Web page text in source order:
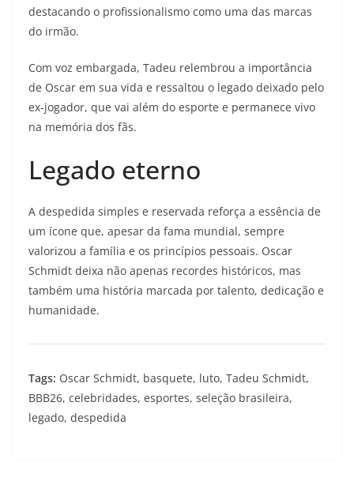
destacando o profissionalismo como uma das marcas
do irmão.
Com voz embargada, Tadeu relembrou a importância
de Oscar em sua vida e ressaltou o legado deixado pelo
ex-jogador, que vai além do esporte e permanece vivo
na memória dos fãs.
Legado eterno
A despedida simples e reservada reforça a essência de
um ícone que, apesar da fama mundial, sempre
valorizou a família e os princípios pessoais. Oscar
Schmidt deixa não apenas recordes históricos, mas
também uma história marcada por talento, dedicação e
humanidade.
Tags: Oscar Schmidt, basquete, luto, Tadeu Schmidt,
BBB26, celebridades, esportes, seleção brasileira,
legado, despedida